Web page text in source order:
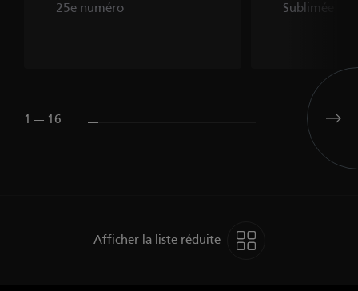
25e numéro Sublimée
1 --- 16
Afficher la liste réduite